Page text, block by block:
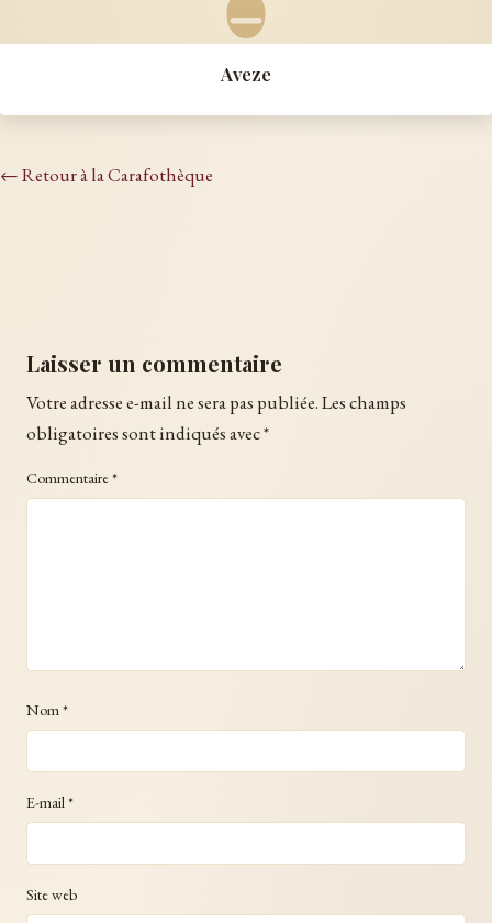
Aveze
← Retour à la Carafothèque
Laisser un commentaire
Votre adresse e-mail ne sera pas publiée.Les champs
obligatoires sont indiqués avec*
Commentaire*
Nom*
E-mail*
Site web